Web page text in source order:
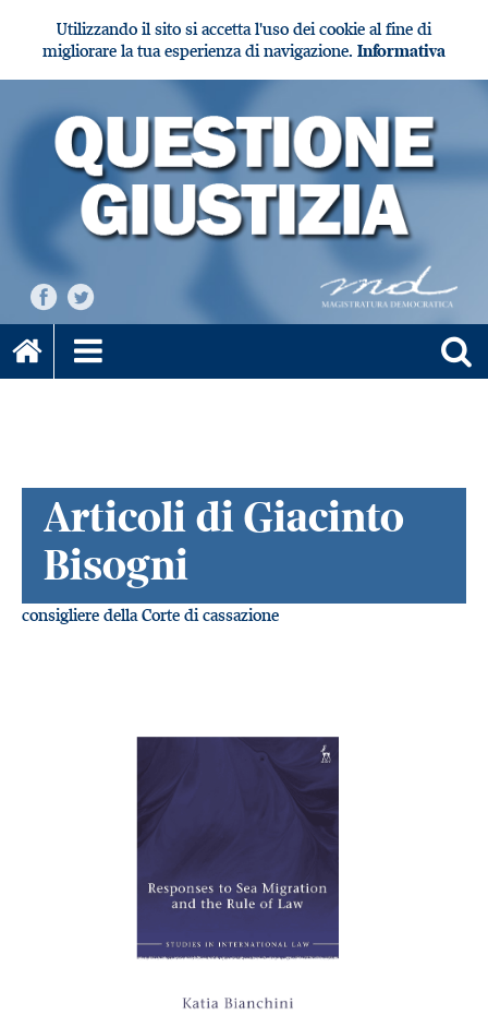
Utilizzando il sito si accetta l'uso dei cookie al fine di
migliorare la tua esperienza di navigazione. Informativa
Articoli di Giacinto
Bisogni
consigliere della Corte di cassazione